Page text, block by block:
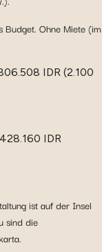
Ohne Miete (im
IDR (2.100
IDR
ist auf der Insel
sind die